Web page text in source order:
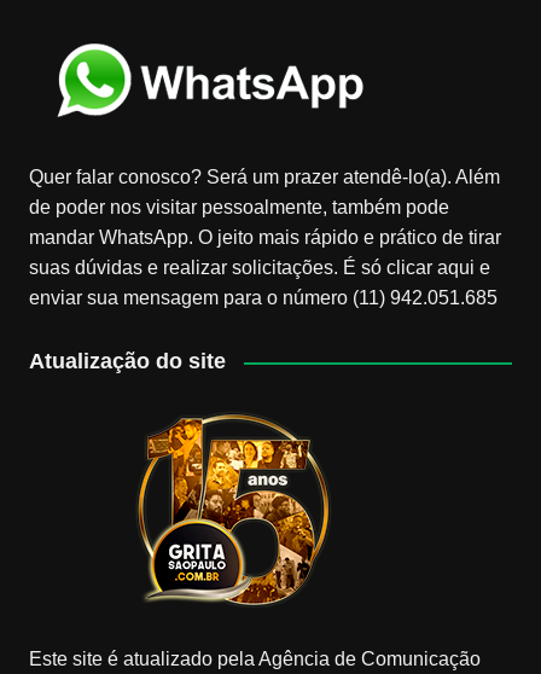
Quer falar conosco? Será um prazer atendê-lo(a). Além
de poder nos visitar pessoalmente, também pode
mandar WhatsApp. O jeito mais rápido e prático de tirar
suas dúvidas e realizar solicitações. É só clicar aqui e
enviar sua mensagem para o número (11) 942.051.685
Atualização do site
Este site é atualizado pela Agência de Comunicação